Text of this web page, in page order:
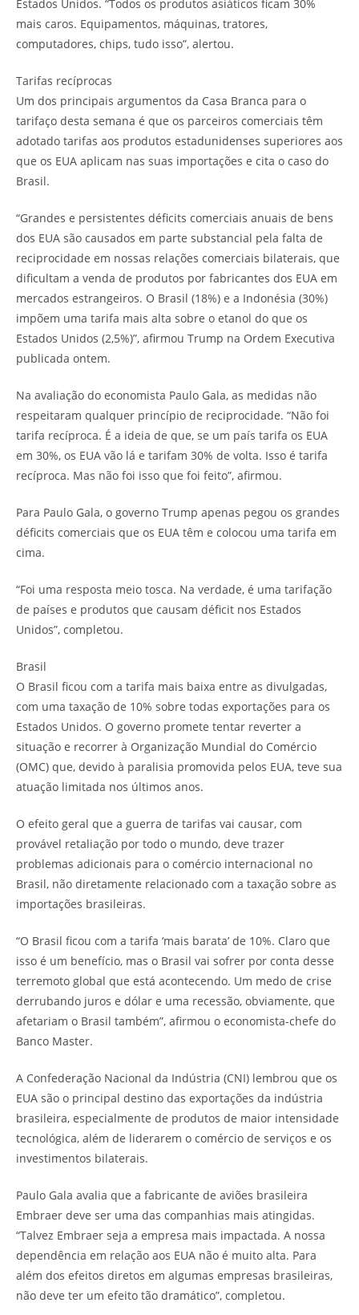
Estados Unidos. “Todos os produtos asiáticos ficam 30%
mais caros. Equipamentos, máquinas, tratores,
computadores, chips, tudo isso”, alertou.
Tarifas recíprocas
Um dos principais argumentos da Casa Branca para o
tarifaço desta semana é que os parceiros comerciais têm
adotado tarifas aos produtos estadunidenses superiores aos
que os EUA aplicam nas suas importações e cita o caso do
Brasil.
“Grandes e persistentes déficits comerciais anuais de bens
dos EUA são causados ​​em parte substancial pela falta de
reciprocidade em nossas relações comerciais bilaterais, que
dificultam a venda de produtos por fabricantes dos EUA em
mercados estrangeiros. O Brasil (18%) e a Indonésia (30%)
impõem uma tarifa mais alta sobre o etanol do que os
Estados Unidos (2,5%)”, afirmou Trump na Ordem Executiva
publicada ontem.
Na avaliação do economista Paulo Gala, as medidas não
respeitaram qualquer princípio de reciprocidade. “Não foi
tarifa recíproca. É a ideia de que, se um país tarifa os EUA
em 30%, os EUA vão lá e tarifam 30% de volta. Isso é tarifa
recíproca. Mas não foi isso que foi feito”, afirmou.
Para Paulo Gala, o governo Trump apenas pegou os grandes
déficits comerciais que os EUA têm e colocou uma tarifa em
cima.
“Foi uma resposta meio tosca. Na verdade, é uma tarifação
de países e produtos que causam déficit nos Estados
Unidos”, completou.
Brasil
O Brasil ficou com a tarifa mais baixa entre as divulgadas,
com uma taxação de 10% sobre todas exportações para os
Estados Unidos. O governo promete tentar reverter a
situação e recorrer à Organização Mundial do Comércio
(OMC) que, devido à paralisia promovida pelos EUA, teve sua
atuação limitada nos últimos anos.
O efeito geral que a guerra de tarifas vai causar, com
provável retaliação por todo o mundo, deve trazer
problemas adicionais para o comércio internacional no
Brasil, não diretamente relacionado com a taxação sobre as
importações brasileiras.
“O Brasil ficou com a tarifa ‘mais barata’ de 10%. Claro que
isso é um benefício, mas o Brasil vai sofrer por conta desse
terremoto global que está acontecendo. Um medo de crise
derrubando juros e dólar e uma recessão, obviamente, que
afetariam o Brasil também”, afirmou o economista-chefe do
Banco Master.
A Confederação Nacional da Indústria (CNI) lembrou que os
EUA são o principal destino das exportações da indústria
brasileira, especialmente de produtos de maior intensidade
tecnológica, além de liderarem o comércio de serviços e os
investimentos bilaterais.
Paulo Gala avalia que a fabricante de aviões brasileira
Embraer deve ser uma das companhias mais atingidas.
“Talvez Embraer seja a empresa mais impactada. A nossa
dependência em relação aos EUA não é muito alta. Para
além dos efeitos diretos em algumas empresas brasileiras,
não deve ter um efeito tão dramático”, completou.